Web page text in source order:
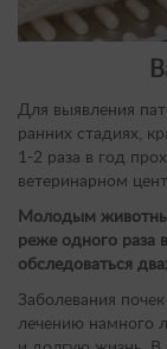
Для выявления
ранних стадиях,
1-2 раза в год
ветеринарном
Молодым
реже одного раза
обследоваться
Заболевания
лечению намного